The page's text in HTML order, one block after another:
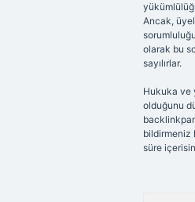
Ancak,
olarak bu
sayılırlar.
Hukuka ve
olduğunu
bildirmeniz
süre